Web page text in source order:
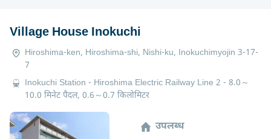
Village House Inokuchi
Hiroshima-ken, Hiroshima-shi, Nishi-ku, Inokuchimyojin 3-17-
7
Inokuchi Station - Hiroshima Electric Railway Line 2 - 8.0～
10.0 मिनेट पैदल, 0.6～0.7 किलोमिटर
उपलब्ध